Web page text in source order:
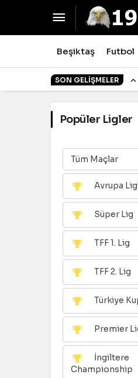
Beşiktaş Futbol
SON GELIŞMELER
Popüler Ligler
Tüm Maçlar
Avrupa
Süper Lig
TFF 1. Lig
TFF 2. Lig
Türkiye
Premier
İngiltere
Championship